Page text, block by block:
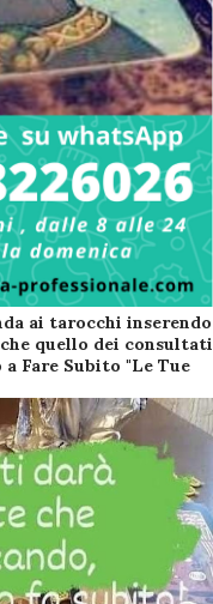
ai tarocchi inserendo
quello dei consultati
a Fare Subito "Le Tue